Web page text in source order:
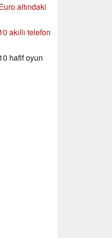
altındaki
akıllı telefon
hafif oyun